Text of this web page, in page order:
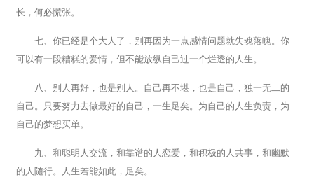
长，何必慌张。
七、你已经是个大人了，别再因为一点感情问题就失魂落魄。你
可以有一段糟糕的爱情，但不能放纵自己过一个烂透的人生。
八、别人再好，也是别人。自己再不堪，也是自己，独一无二的
自己。只要努力去做最好的自己，一生足矣。为自己的人生负责，为
自己的梦想买单。
九、和聪明人交流，和靠谱的人恋爱，和积极的人共事，和幽默
的人随行。人生若能如此，足矣。